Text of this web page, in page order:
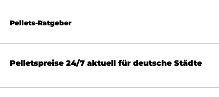
Pellets-Ratgeber
Pelletspreise 24/7 aktuell für deutsche Städte